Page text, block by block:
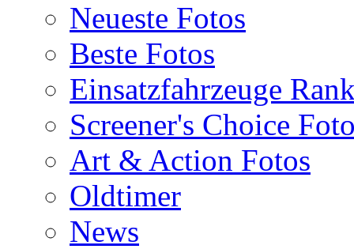
Neueste Fotos
Beste Fotos
Einsatzfahrzeuge
Screener's Choice
Art & Action Fotos
Oldtimer
News